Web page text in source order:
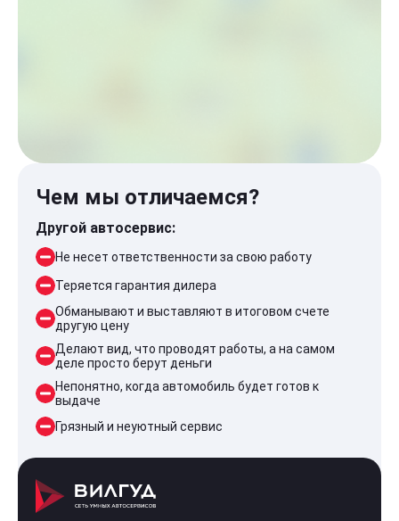
Чем мы отличаемся?
Другой автосервис:
Не несет ответственности за свою работу
Теряется гарантия дилера
Обманывают и выставляют в итоговом счете
другую цену
Делают вид, что проводят работы, а на самом
деле просто берут деньги
Непонятно, когда автомобиль будет готов к
выдаче
Грязный и неуютный сервис